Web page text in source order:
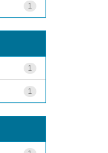
1
1
1